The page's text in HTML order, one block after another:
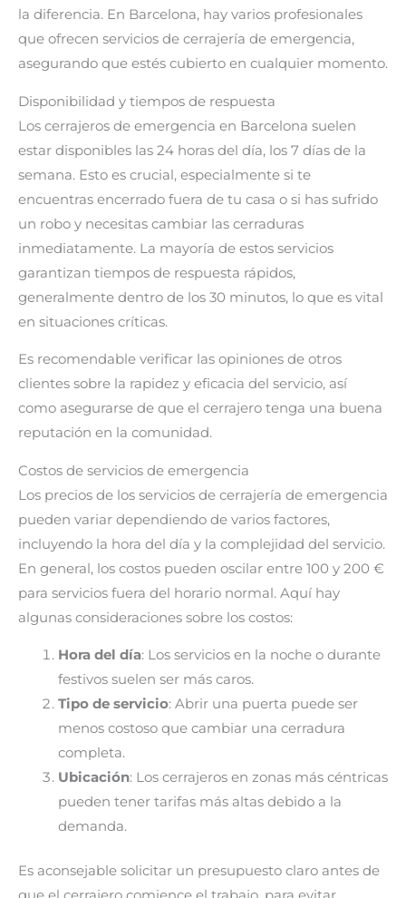
la diferencia. En Barcelona, hay varios profesionales
que ofrecen servicios de cerrajería de emergencia,
asegurando que estés cubierto en cualquier momento.
Disponibilidad y tiempos de respuesta
Los cerrajeros de emergencia en Barcelona suelen
estar disponibles las 24 horas del día, los 7 días de la
semana. Esto es crucial, especialmente si te
encuentras encerrado fuera de tu casa o si has sufrido
un robo y necesitas cambiar las cerraduras
inmediatamente. La mayoría de estos servicios
garantizan tiempos de respuesta rápidos,
generalmente dentro de los 30 minutos, lo que es vital
en situaciones críticas.
Es recomendable verificar las opiniones de otros
clientes sobre la rapidez y eficacia del servicio, así
como asegurarse de que el cerrajero tenga una buena
reputación en la comunidad.
Costos de servicios de emergencia
Los precios de los servicios de cerrajería de emergencia
pueden variar dependiendo de varios factores,
incluyendo la hora del día y la complejidad del servicio.
En general, los costos pueden oscilar entre 100 y 200 €
para servicios fuera del horario normal. Aquí hay
algunas consideraciones sobre los costos:
Hora del día: Los servicios en la noche o durante
festivos suelen ser más caros.
Tipo de servicio: Abrir una puerta puede ser
menos costoso que cambiar una cerradura
completa.
Ubicación: Los cerrajeros en zonas más céntricas
pueden tener tarifas más altas debido a la
demanda.
Es aconsejable solicitar un presupuesto claro antes de